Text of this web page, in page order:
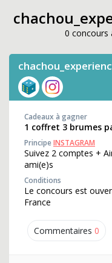
0 concours
Commentaires 0
Cadeaux à gagner
1 coffret 3 brumes
PrincipeINSTAGRAM
Suivez 2 comptes +
ami(e)s
Conditions
Le concours est
France